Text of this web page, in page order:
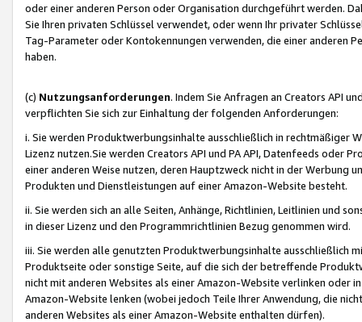
oder einer anderen Person oder Organisation durchgeführt werden.
Sie Ihren privaten Schlüssel verwendet, oder wenn Ihr privater
Tag-Parameter oder Kontokennungen verwenden, die einer anderen
haben.
(c) Nutzungsanforderungen. Indem Sie Anfragen an Creators API
verpflichten Sie sich zur Einhaltung der folgenden Anforderungen:
i. Sie werden Produktwerbungsinhalte ausschließlich in rechtmäßiger
Lizenz nutzen.Sie werden Creators API und PA API, Datenfeeds oder
einer anderen Weise nutzen, deren Hauptzweck nicht in der Werbung
Produkten und Dienstleistungen auf einer Amazon-Website besteht.
ii. Sie werden sich an alle Seiten, Anhänge, Richtlinien, Leitlinien und
in dieser Lizenz und den Programmrichtlinien Bezug genommen wird.
iii. Sie werden alle genutzten Produktwerbungsinhalte ausschließlich
Produktseite oder sonstige Seite, auf die sich der betreffende
nicht mit anderen Websites als einer Amazon-Website verlinken oder
Amazon-Website lenken (wobei jedoch Teile Ihrer Anwendung, die
anderen Websites als einer Amazon-Website enthalten dürfen).